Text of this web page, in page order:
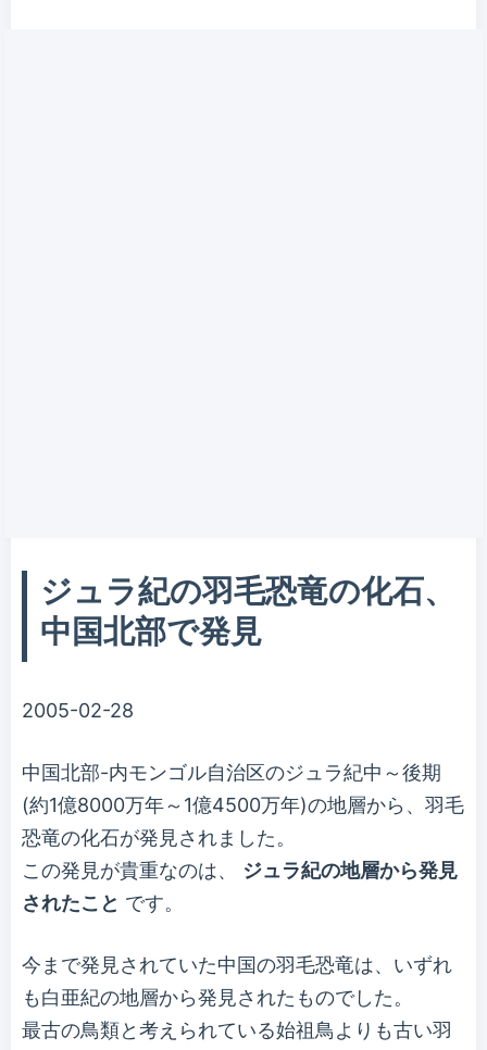
ジュラ紀の羽毛恐竜の化石、
中国北部で発見
2005-02-28
中国北部-内モンゴル自治区のジュラ紀中～後期
(約1億8000万年～1億4500万年)の地層から、羽毛
恐竜の化石が発見されました。
この発見が貴重なのは、 ジュラ紀の地層から発見
されたこと です。
今まで発見されていた中国の羽毛恐竜は、いずれ
も白亜紀の地層から発見されたものでした。
最古の鳥類と考えられている始祖鳥よりも古い羽